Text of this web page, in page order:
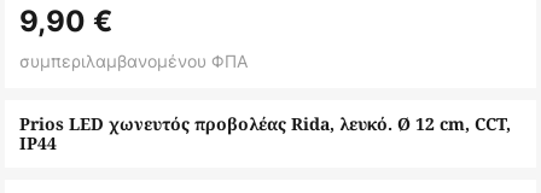
στην
αρχή
συλλογής
εικόνων
Prios LED χωνευτός προβολέας Rida, λευκό. Ø 12 cm, CCT,
IP44
9,90 €
συμπεριλαμβανομένου ΦΠΑ